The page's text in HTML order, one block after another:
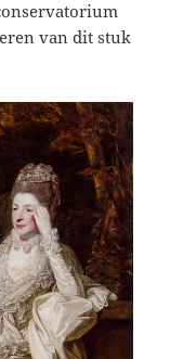
van dit stuk